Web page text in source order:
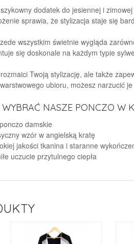
dodatek do jesiennej i
sprawia, że stylizacja staje się
wszystkim świetnie wygląda
się doskonale na każdym typie
Twoją stylizację, ale także
ubioru, możesz narzucić
NASZE PONCZO W
damskie
wzór w angielską kratę
jakości tkanina i staranne
uczucie przytulnego ciepła